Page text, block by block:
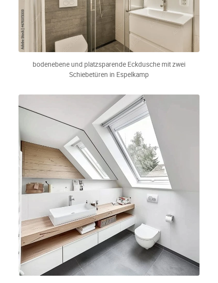
bodenebene und platzsparende Eckdusche mit zwei
Schiebetüren in Espelkamp